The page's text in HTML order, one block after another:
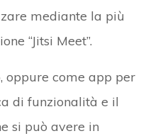
mediante la più
“Jitsi Meet”.
oppure come app per
di funzionalità e il
si può avere in